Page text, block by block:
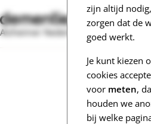
zijn altijd
zorgen dat de
goed werkt.
Je kunt kiezen
cookies
voor meten,
houden we
bij welke
Alzheimer Nederland